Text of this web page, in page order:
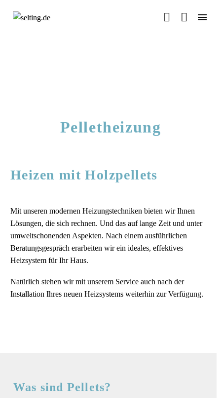


Pelletheizung
Heizen mit Holzpellets
Mit unseren modernen Heizungstechniken bieten wir Ihnen
Lösungen, die sich rechnen. Und das auf lange Zeit und unter
umweltschonenden Aspekten. Nach einem ausführlichen
Beratungsgespräch erarbeiten wir ein ideales, effektives
Heizsystem für Ihr Haus.
Natürlich stehen wir mit unserem Service auch nach der
Installation Ihres neuen Heizsystems weiterhin zur Verfügung.
Was sind Pellets?